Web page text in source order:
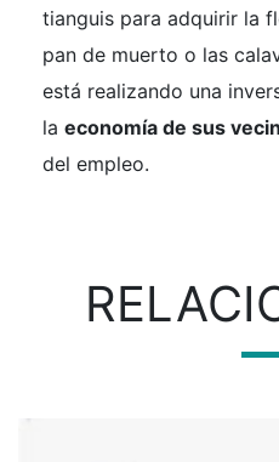
tianguis para adquirir la
pan de muerto o las
está realizando una
la economía de sus
del empleo.